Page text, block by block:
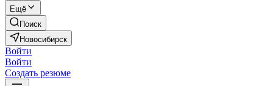
Ещё
Поиск
Новосибирск
Войти
Войти
Создать резюме